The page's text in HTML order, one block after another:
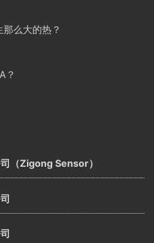
么大的热？
？
（Zigong Sensor）